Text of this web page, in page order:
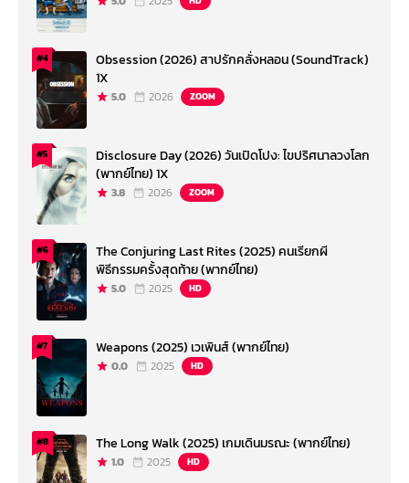
#4
Obsession (2026) สาปรักคลั่งหลอน (SoundTrack)
1X
5.0 2026 ZOOM
#5
Disclosure Day (2026) วันเปิดโปง: ไขปริศนาลวงโลก
(พากย์ไทย) 1X
3.8 2026 ZOOM
#6
The Conjuring Last Rites (2025) คนเรียกผี
พิธีกรรมครั้งสุดท้าย (พากย์ไทย)
5.0 2025 HD
#7 Weapons (2025) เวเพินส์ (พากย์ไทย)
0.0 2025 HD
#8 The Long Walk (2025) เกมเดินมรณะ (พากย์ไทย)
1.0 2025 HD